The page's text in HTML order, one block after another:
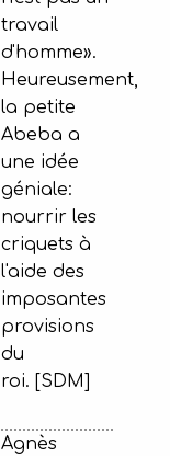
travail
d'homme».
Heureusement,
la petite
Abeba a
une idée
géniale:
nourrir les
criquets à
l'aide des
imposantes
provisions
du
roi. [SDM]
Agnès